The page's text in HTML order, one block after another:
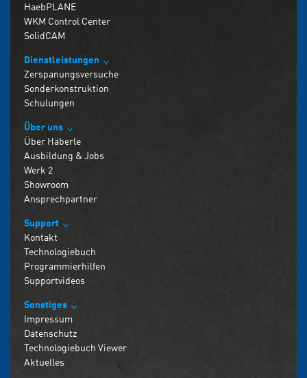
HaebPLANE
WKM Control Center
SolidCAM
Dienstleistungen
Zerspanungsversuche
Sonderkonstruktion
Schulungen
Über uns
Über Häberle
Ausbildung & Jobs
Werk 2
Showroom
Ansprechpartner
Support
Kontakt
Technologiebuch
Programmierhilfen
Supportvideos
Sonstiges
Impressum
Datenschutz
Technologiebuch Viewer
Aktuelles